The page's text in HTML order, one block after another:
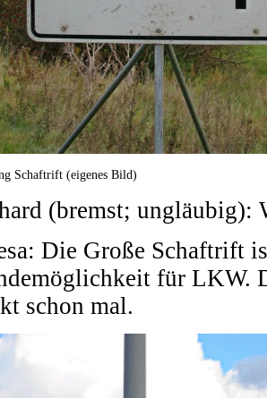
Schaftrift (eigenes Bild)
(bremst; ungläubig):
Die Große Schaftrift
für LKW.
schon mal.